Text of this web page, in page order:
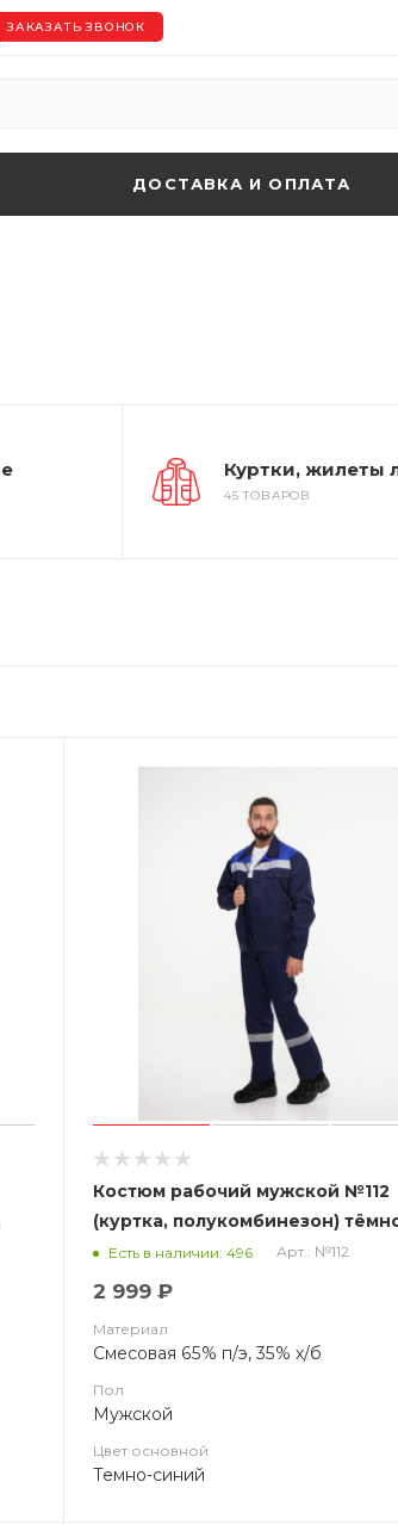
ЗАКАЗАТЬ ЗВОНОК
ДОСТАВКА И ОПЛАТА
Куртки, жилеты
45 ТОВАРОВ
Костюм рабочий мужской №112
(куртка, полукомбинезон)
синий с васильковым (ЧЗ)
Есть в наличии: 496 Арт.: №112
2 999 ₽
Материал
Смесовая 65% п/э, 35% х/б
Пол
Мужской
Цвет основной
Темно-синий